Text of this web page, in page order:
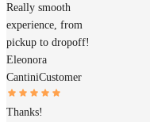
Really smooth
experience, from
pickup to dropoff!
Eleonora
CantiniCustomer
Thanks!